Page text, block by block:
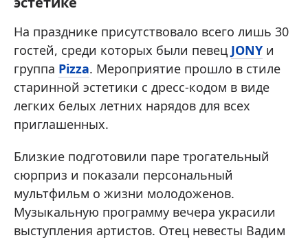
На празднике присутствовало всего лишь 30
гостей, среди которых были певец JONY и
группа Pizza. Мероприятие прошло в стиле
старинной эстетики с дресс-кодом в виде
легких белых летних нарядов для всех
приглашенных.
Близкие подготовили паре трогательный
сюрприз и показали персональный
мультфильм о жизни молодоженов.
Музыкальную программу вечера украсили
выступления артистов. Отец невесты Вадим